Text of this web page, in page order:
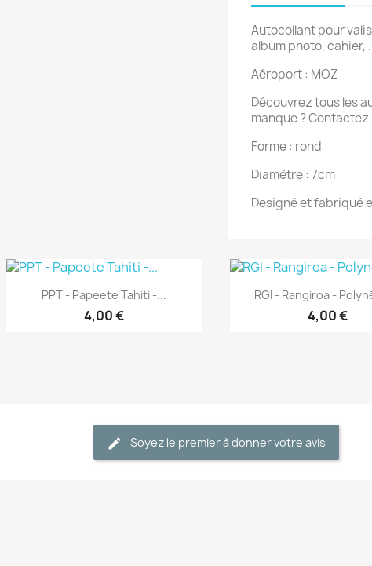
Autocollant pour
album photo, cahier,
Aéroport : MOZ
Découvrez tous les
manque ?
Forme : rond
Diamètre : 7cm
Designé et fabriqué
Aperçu rapide
PPT - Papeete Tahiti -...
4,00 €
Aperçu
RGI - Rangiroa -
4,00 €
Soyez le premier à donner votre avis